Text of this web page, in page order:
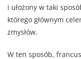
i ułożony w taki
którego głównym
zmysłów.
W ten sposób,